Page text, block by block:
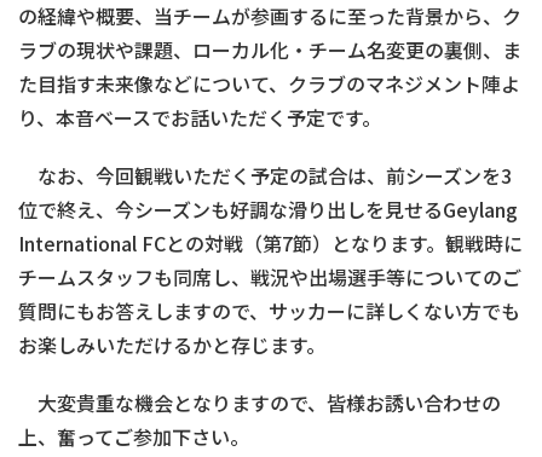
の経緯や概要、当チームが参画するに至った背景から、ク
ラブの現状や課題、ローカル化・チーム名変更の裏側、ま
た目指す未来像などについて、クラブのマネジメント陣よ
り、本音ベースでお話いただく予定です。
なお、今回観戦いただく予定の試合は、前シーズンを3
位で終え、今シーズンも好調な滑り出しを見せるGeylang
International FCとの対戦（第7節）となります。観戦時に
チームスタッフも同席し、戦況や出場選手等についてのご
質問にもお答えしますので、サッカーに詳しくない方でも
お楽しみいただけるかと存じます。
大変貴重な機会となりますので、皆様お誘い合わせの
上、奮ってご参加下さい。